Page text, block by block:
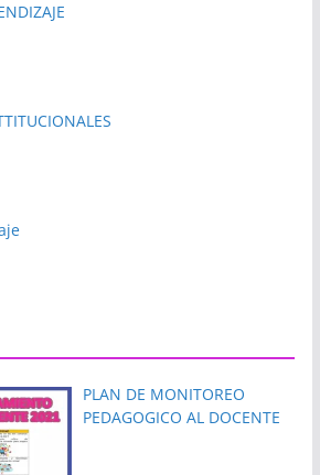
PLAN DE MONITOREO
PEDAGOGICO AL DOCENTE